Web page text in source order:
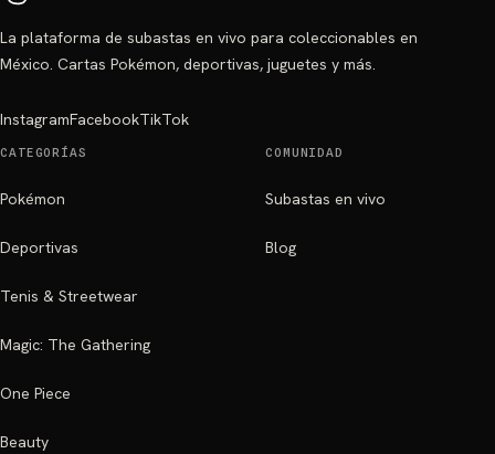
La plataforma de subastas en vivo para coleccionables en
México. Cartas Pokémon, deportivas, juguetes y más.
InstagramFacebookTikTok
CATEGORÍAS
Pokémon
Deportivas
Tenis & Streetwear
Magic: The Gathering
One Piece
Beauty
COMUNIDAD
Subastas en vivo
Blog